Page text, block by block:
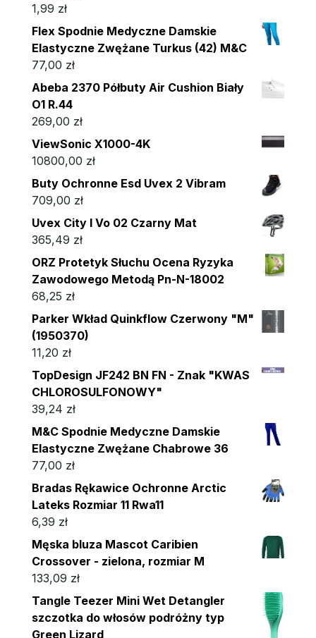
1,99 zł
Flex Spodnie Medyczne Damskie
Elastyczne Zwężane Turkus (42) M&C
77,00 zł
Abeba 2370 Półbuty Air Cushion Biały
O1 R.44
269,00 zł
ViewSonic X1000-4K
10800,00 zł
Buty Ochronne Esd Uvex 2 Vibram
709,00 zł
Uvex City I Vo 02 Czarny Mat
365,49 zł
ORZ Protetyk Słuchu Ocena Ryzyka
Zawodowego Metodą Pn-N-18002
68,25 zł
Parker Wkład Quinkflow Czerwony "M"
(1950370)
11,20 zł
TopDesign JF242 BN FN - Znak "KWAS
CHLOROSULFONOWY"
39,24 zł
M&C Spodnie Medyczne Damskie
Elastyczne Zwężane Chabrowe 36
77,00 zł
Bradas Rękawice Ochronne Arctic
Lateks Rozmiar 11 Rwa11
6,39 zł
Męska bluza Mascot Caribien
Crossover - zielona, rozmiar M
133,09 zł
Tangle Teezer Mini Wet Detangler
szczotka do włosów podróżny typ
Green Lizard